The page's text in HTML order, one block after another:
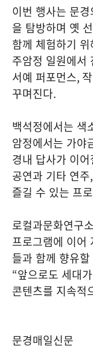
이번 행사는 문
을 탐방하며 옛
함께 체험하기
주암정 일원에서
서예 퍼포먼스,
꾸며진다.
백석정에서는 색
암정에서는 가야
경내 답사가 이
공연과 기타 연주,
즐길 수 있는 프
로컬과문화연구
프로그램에 이어
들과 함께 향유
“앞으로도 세대
콘텐츠를 지속적
문경매일신문